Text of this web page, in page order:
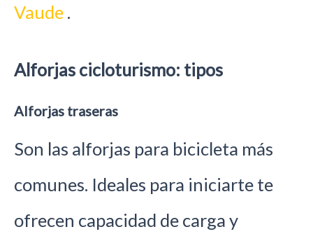
Vaude .
Alforjas cicloturismo: tipos
Alforjas traseras
Son las alforjas para bicicleta más
comunes. Ideales para iniciarte te
ofrecen capacidad de carga y